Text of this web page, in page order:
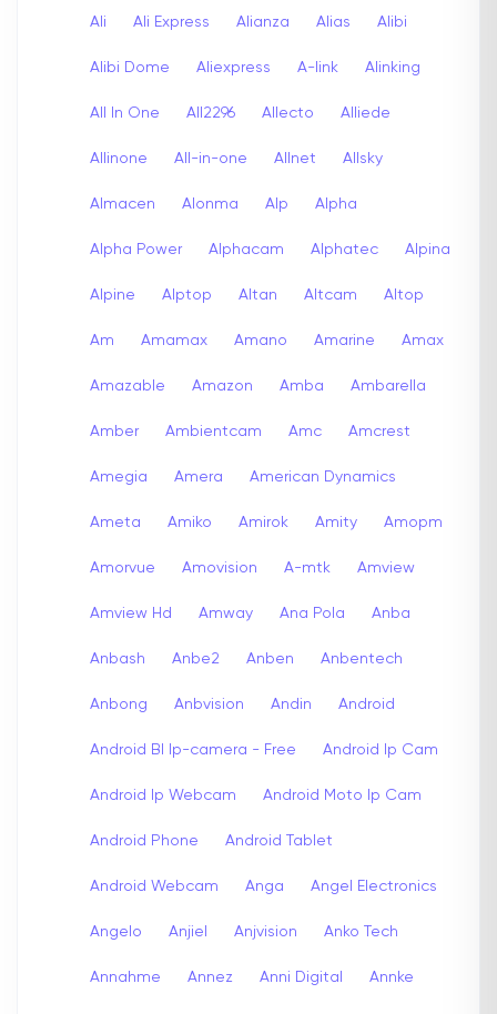
Ali Ali Express Alianza Alias Alibi
Alibi Dome Aliexpress A-link Alinking
All In One All2296 Allecto Alliede
Allinone All-in-one Allnet Allsky
Almacen Alonma Alp Alpha
Alpha Power Alphacam Alphatec Alpina
Alpine Alptop Altan Altcam Altop
Am Amamax Amano Amarine Amax
Amazable Amazon Amba Ambarella
Amber Ambientcam Amc Amcrest
Amegia Amera American Dynamics
Ameta Amiko Amirok Amity Amopm
Amorvue Amovision A-mtk Amview
Amview Hd Amway Ana Pola Anba
Anbash Anbe2 Anben Anbentech
Anbong Anbvision Andin Android
Android Bl Ip-camera - Free Android Ip Cam
Android Ip Webcam Android Moto Ip Cam
Android Phone Android Tablet
Android Webcam Anga Angel Electronics
Angelo Anjiel Anjvision Anko Tech
Annahme Annez Anni Digital Annke